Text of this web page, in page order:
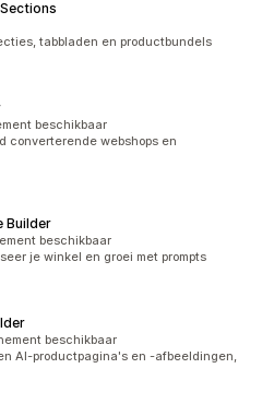
tabbladen en productbundels
beschikbaar
converterende webshops en
Builder
beschikbaar
je winkel en groei met prompts
beschikbaar
AI-productpagina's en -afbeeldingen,